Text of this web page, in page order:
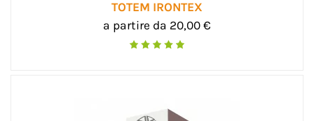
TOTEM IRONTEX
a partire da 20,00 €